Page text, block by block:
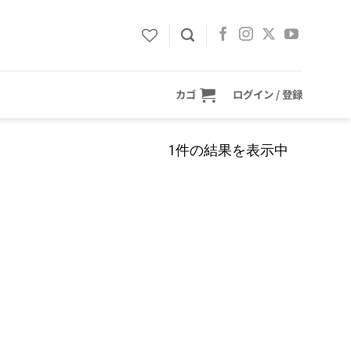
カゴ ログイン / 登録
1件の結果を表示中